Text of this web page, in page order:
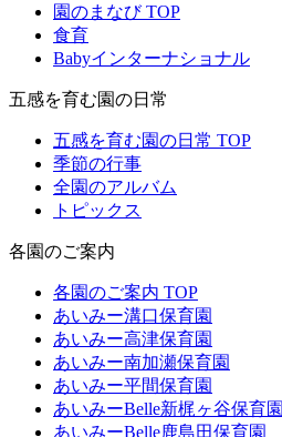
園のまなび TOP
食育
Babyインターナショナル
五感を育む園の日常
五感を育む園の日常 TOP
季節の行事
全園のアルバム
トピックス
各園のご案内
各園のご案内 TOP
あいみー溝口保育園
あいみー高津保育園
あいみー南加瀬保育園
あいみー平間保育園
あいみーBelle新梶ヶ谷保育園
あいみーBelle鹿島田保育園